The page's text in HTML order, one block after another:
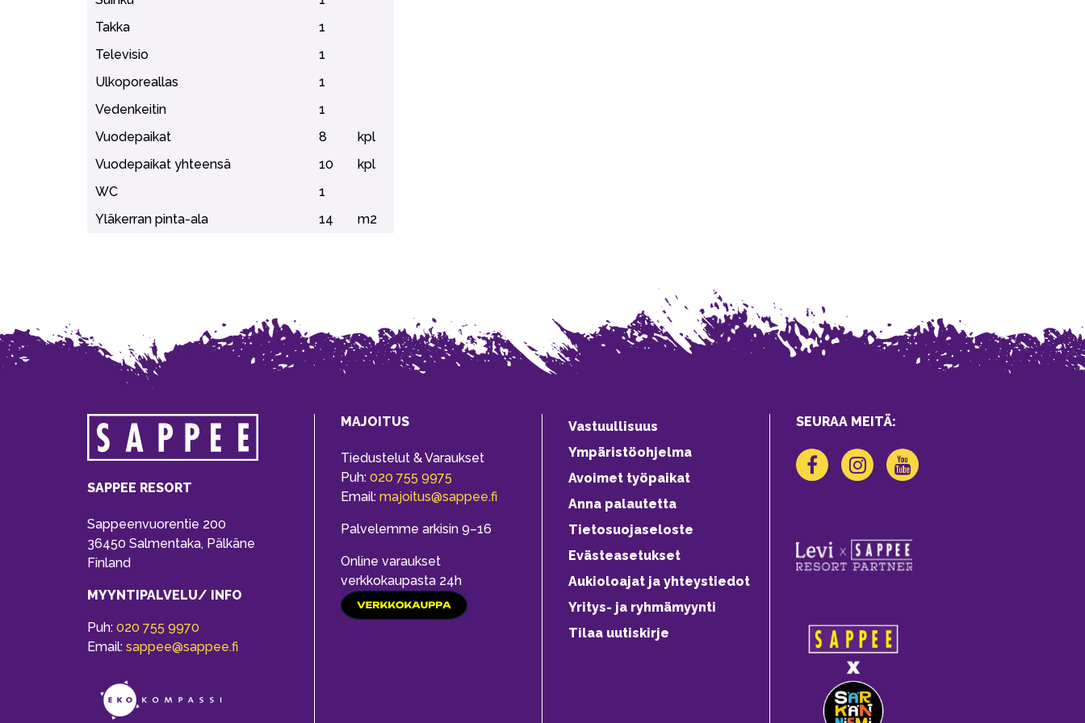
Takka
1
Televisio
1
Ulkoporeallas
1
Vedenkeitin
1
Vuodepaikat
8
kpl
Vuodepaikat yhteensä
10
kpl
WC
1
Yläkerran pinta-ala
14 m2
SAPPEE RESORT
Sappeenvuorentie 200
36450 Salmentaka, Pälkäne
Finland
MYYNTIPALVELU/ INFO
Puh: 020 755 9970
Email: sappee@sappee.fi
MAJOITUS
Tiedustelut & Varaukset
Puh: 020 755 9975
Email: majoitus@sappee.fi
Palvelemme arkisin 9–16
Online varaukset
verkkokaupasta 24h
Vastuullisuus
Ympäristöohjelma
Avoimet työpaikat
Anna palautetta
Tietosuojaseloste
Evästeasetukset
Aukioloajat ja yhteystiedot
Yritys- ja ryhmämyynti
Tilaa uutiskirje
SEURAA MEITÄ: